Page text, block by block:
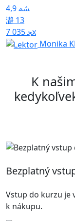
4,9
13
7 035x
Monika
K
Bezplatný
Vstup do kurzu je
k nákupu.